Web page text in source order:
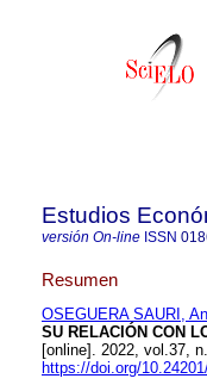
Estudios
versión On-line ISSN
Resumen
OSEGUERA SAURI,
SU RELACIÓN CON
[online]. 2022, vol.37,
https://doi.org/